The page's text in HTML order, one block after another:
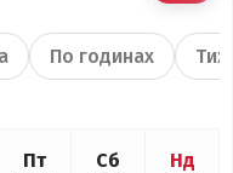
По годинах
Пт Сб Нд